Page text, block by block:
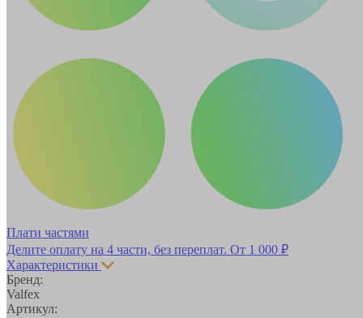
Плати частями
Делите оплату на 4 части, без переплат. От 1 000 ₽
Характеристики
Бренд:
Valfex
Артикул: